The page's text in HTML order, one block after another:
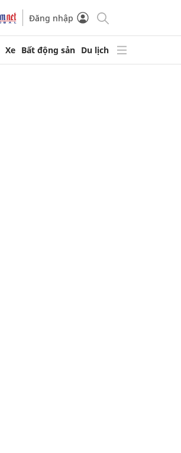
Đăng nhập
Xe Bất động sản Du lịch